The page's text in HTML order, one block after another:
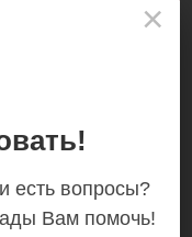
×
есть вопросы?
Вам помочь!